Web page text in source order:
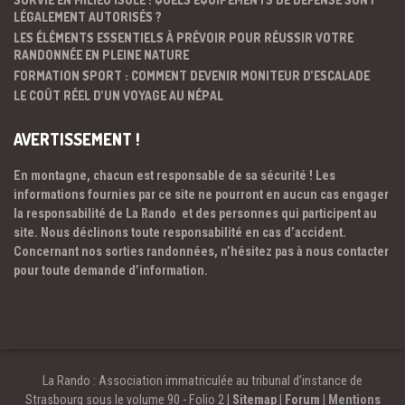
LÉGALEMENT AUTORISÉS ?
LES ÉLÉMENTS ESSENTIELS À PRÉVOIR POUR RÉUSSIR VOTRE
RANDONNÉE EN PLEINE NATURE
FORMATION SPORT : COMMENT DEVENIR MONITEUR D’ESCALADE
LE COÛT RÉEL D’UN VOYAGE AU NÉPAL
AVERTISSEMENT !
En montagne, chacun est responsable de sa sécurité ! Les
informations fournies par ce site ne pourront en aucun cas engager
la responsabilité de La Rando et des personnes qui participent au
site. Nous déclinons toute responsabilité en cas d’accident.
Concernant nos sorties randonnées, n’hésitez pas à nous contacter
pour toute demande d’information.
La Rando : Association immatriculée au tribunal d’instance de
Strasbourg sous le volume 90 - Folio 2 | Sitemap| Forum Mentions